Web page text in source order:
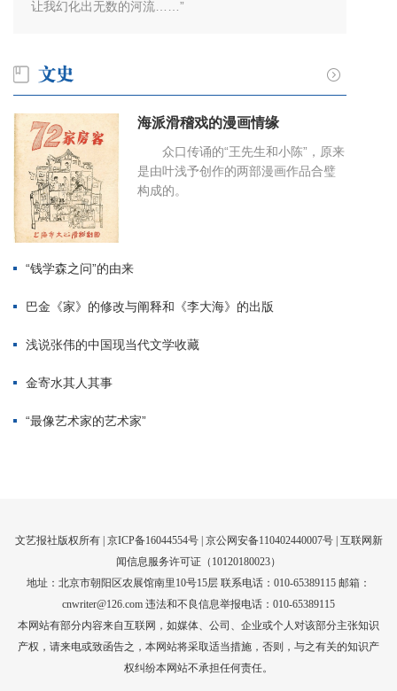
文艺报社版权所有 | 京ICP备16044554号| 京公网安备110402440007号 | 互联网新
闻信息服务许可证（10120180023）
地址：北京市朝阳区农展馆南里10号15层 联系电话：010-65389115 邮箱：
cnwriter@126.com 违法和不良信息举报电话：010-65389115
本网站有部分内容来自互联网，如媒体、公司、企业或个人对该部分主张知识
产权，请来电或致函告之，本网站将采取适当措施，否则，与之有关的知识产
权纠纷本网站不承担任何责任。